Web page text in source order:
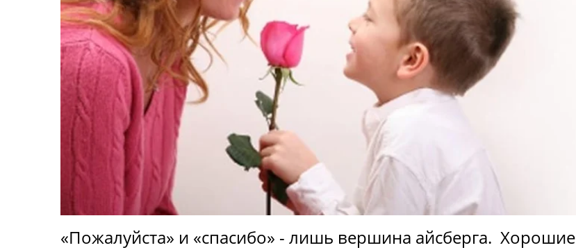
«Пожалуйста» и «спасибо» - лишь вершина айсберга. Хорошие